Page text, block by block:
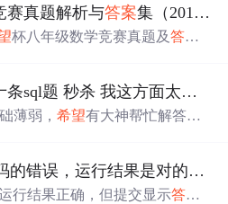
赛真题解析与答案集（2018-2020）
杯八年级数学竞赛真题及答案
赛心理素质与应对策略，助力
能否请大神帮忙做十条sql题 秒杀 我这方面太薄弱了
薄弱，希望有大神帮忙解答十
求救PTA(找不出代码的错误，运行结果是对的，但是不知道为什么在PTA上面提交就显示
行结果正确，但提交显示答案